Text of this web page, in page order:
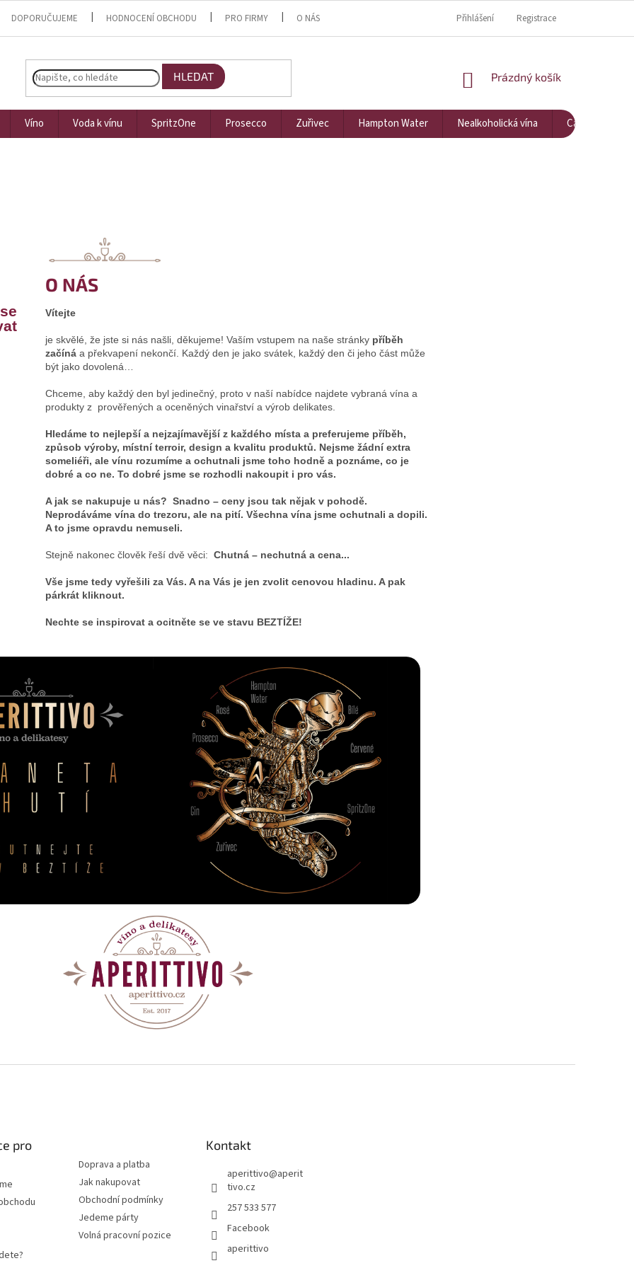
DOPORUČUJEME HODNOCENÍ OBCHODU PRO FIRMY O NÁS KONTAKTY
Přihlášení Registrace
HLEDAT NÁKUPNÍ KOŠÍK
Prázdný košík
Víno Voda k vínu SpritzOne Prosecco Zuřivec Hampton Water Nealkoholická vína Cavarna
O NÁS
Vítejte
je skvělé, že jste si nás našli, děkujeme! Vaším vstupem na naše stránky příběh
začíná a překvapení nekončí. Každý den je jako svátek, každý den či jeho část může
být jako dovolená…
Chceme, aby každý den byl jedinečný, proto v naší nabídce najdete vybraná vína a
produkty z prověřených a oceněných vinařství a výrob delikates.
Hledáme to nejlepší a nejzajímavější z každého místa a preferujeme příběh,
způsob výroby, místní terroir, design a kvalitu produktů. Nejsme žádní extra
someliéři, ale vínu rozumíme a ochutnali jsme toho hodně a poznáme, co je
dobré a co ne. To dobré jsme se rozhodli nakoupit i pro vás.
A jak se nakupuje u nás? Snadno – ceny jsou tak nějak v pohodě.
Neprodáváme vína do trezoru, ale na pití. Všechna vína jsme ochutnali a dopili.
A to jsme opravdu nemuseli.
Stejně nakonec člověk řeší dvě věci: Chutná – nechutná a cena...
Vše jsme tedy vyřešili za Vás. A na Vás je jen zvolit cenovou hladinu. A pak
párkrát kliknout.
Nechte se inspirovat a ocitněte se ve stavu BEZTÍŽE!
pro
Doprava a platba
Jak nakupovat
Obchodní podmínky
Jedeme párty
Volná pracovní pozice
Kontakt
aperittivo@aperit
tivo.cz
257 533 577
Facebook
aperittivo